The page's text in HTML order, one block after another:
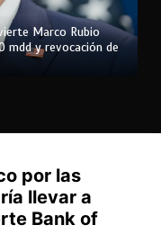
Marco Rubio
mdd y revocación de
por las
llevar a
Bank of